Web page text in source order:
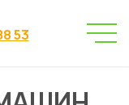
53